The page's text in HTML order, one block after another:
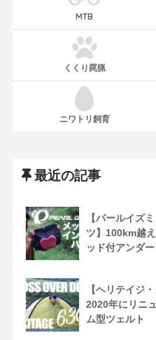
MTB
くくり罠猟
ニワトリ飼育
最近の記事
【パールイズ
ツ】100km越
ッド付アンダ
【ヘリテイジ
2020年にリニ
ム型ツェルト